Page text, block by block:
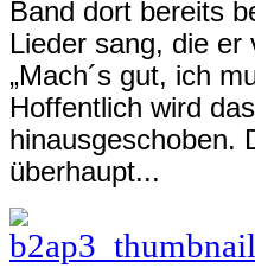
Band dort bereits
Lieder sang, die er
„Mach´s gut, ich
Hoffentlich wird
hinausgeschoben.
überhaupt...